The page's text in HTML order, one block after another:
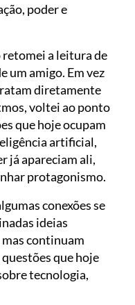
poder e
retomei a leitura de
um amigo. Em vez
diretamente
voltei ao ponto
que hoje ocupam
artificial,
já apareciam ali,
protagonismo.
conexões se
ideias
continuam
que hoje
tecnologia,